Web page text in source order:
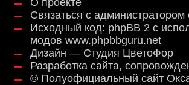
О проекте
Связаться с
Исходный код: phpBB 2 с
модов www.phpbbguru.net
Дизайн — Студия ЦветоФор
Разработка сайта,
© Полуофициальный сайт